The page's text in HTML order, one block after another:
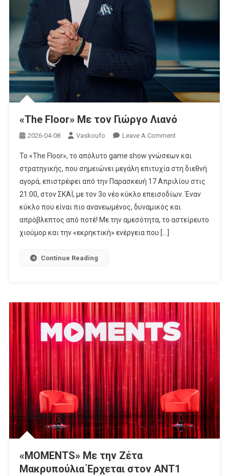
«The Floor» Με τον Γιώργο Λιανό
2026-04-08 Vaskoufo Leave A CommentOn
Floor»
Με
Τον
Γιώργο
Λιανό
Το «The Floor», το απόλυτο game show γνώσεων και
στρατηγικής, που σημειώνει μεγάλη επιτυχία στη διεθνή
αγορά, επιστρέφει από την Παρασκευή 17 Απριλίου στις
21:00, στον ΣΚΑΪ, με τον 3ο νέο κύκλο επεισοδίων. Έναν
κύκλο που είναι πιο ανανεωμένος, δυναμικός και
απρόβλεπτος από ποτέ! Με την αμεσότητα, το αστείρευτο
χιούμορ και την «εκρηκτική» ενέργεια που […]
Continue Reading
«MOMENTS» Με την Ζέτα
Μακρυπούλια Έρχεται στον ΑΝΤ1